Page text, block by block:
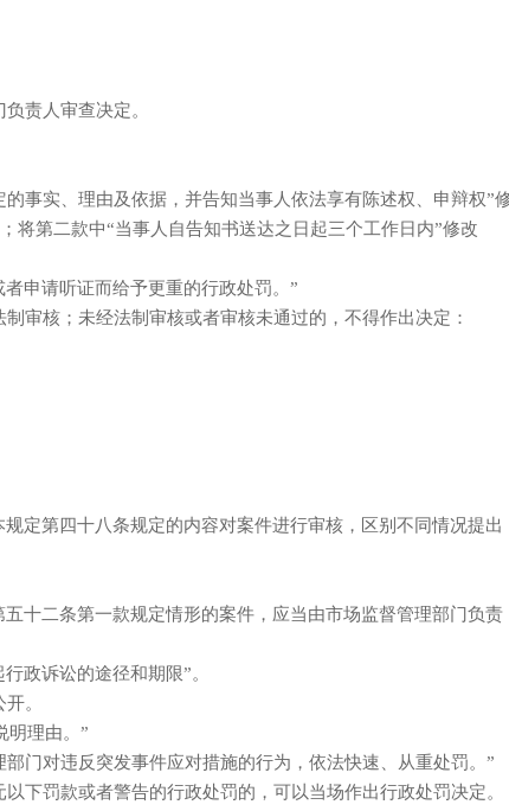
责人审查决定。
事实、理由及依据，并告知当事人依法享有陈述权、申辩权”
将第二款中“当事人自告知书送达之日起三个工作日内”修改
申请听证而给予更重的行政处罚。”
审核；未经法制审核或者审核未通过的，不得作出决定：
定第四十八条规定的内容对案件进行审核，区别不同情况提出
十二条第一款规定情形的案件，应当由市场监督管理部门负责
政诉讼的途径和期限”。
。
明理由。”
门对违反突发事件应对措施的行为，依法快速、从重处罚。”
罚款或者警告的行政处罚的，可以当场作出行政处罚决定。